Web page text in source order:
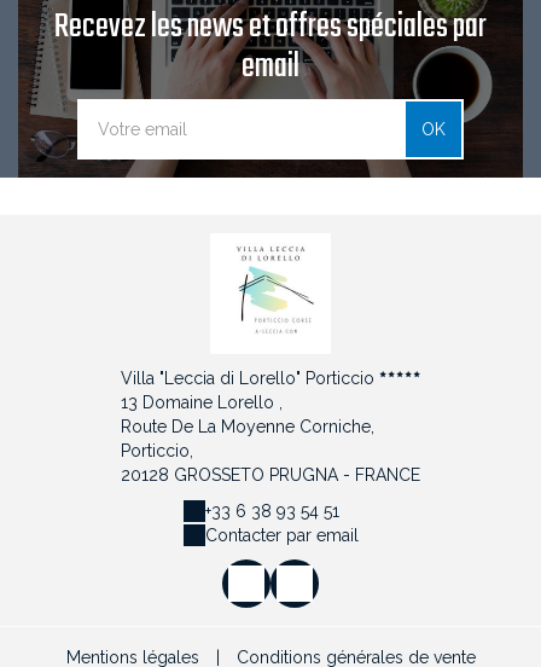
Recevez les news et offres spéciales par
email
OK
Villa "Leccia di Lorello" Porticcio
13 Domaine Lorello ,
Route De La Moyenne Corniche,
Porticcio,
20128 GROSSETO PRUGNA - FRANCE
+33 6 38 93 54 51
Contacter par email
Mentions légales Conditions générales de vente